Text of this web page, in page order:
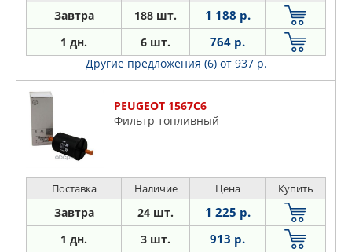
Завтра 188 шт. 1 188 р.
1 дн. 6 шт. 764 р.
Другие предложения (6) от 937 р.
PEUGEOT 1567C6
Фильтр топливный
Поставка Наличие Цена Купить
Завтра 24 шт. 1 225 р.
1 дн. 3 шт. 913 р.